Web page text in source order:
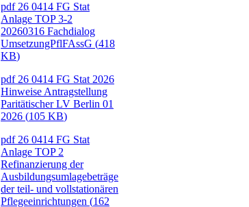
pdf26 0414 FG Stat
Anlage TOP 3-2
20260316 Fachdialog
UmsetzungPflFAssG (418
KB)
pdf26 0414 FG Stat 2026
Hinweise Antragstellung
Paritätischer LV Berlin 01
2026 (105 KB)
pdf26 0414 FG Stat
Anlage TOP 2
Refinanzierung der
Ausbildungsumlagebeträge
der teil- und vollstationären
Pflegeeinrichtungen (162